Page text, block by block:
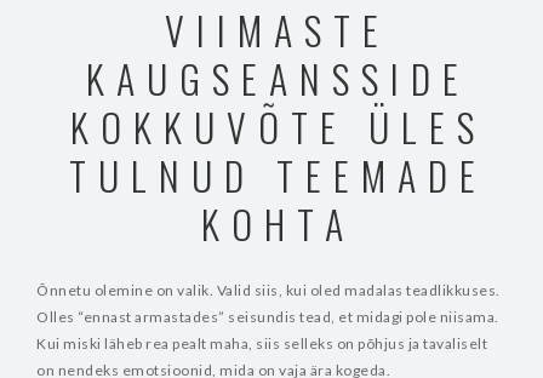
VIIMASTE
KAUGSEANSSIDE
KOKKUVÕTE ÜLES
TULNUD TEEMADE
KOHTA
Õnnetu olemine on valik. Valid siis, kui oled madalas teadlikkuses.
Olles “ennast armastades” seisundis tead, et midagi pole niisama.
Kui miski läheb rea pealt maha, siis selleks on põhjus ja tavaliselt
on nendeks emotsioonid, mida on vaja ära kogeda.